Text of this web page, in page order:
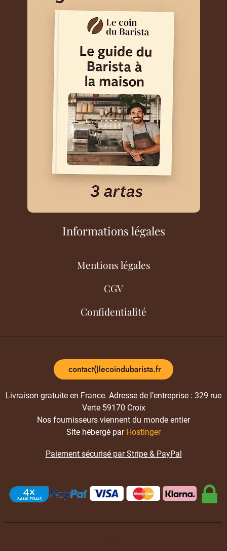
Informations légales
Mentions légales
CGV
Confidentialité
contact()lecoindubarista.fr
Livraison gratuite en France. Adresse de l’entreprise : 329 rue
Verte 59170 Croix
Nos fournisseurs viennent du monde entier
Site hébergé par Hostinger
Paiement sécurisé par Stripe & PayPal